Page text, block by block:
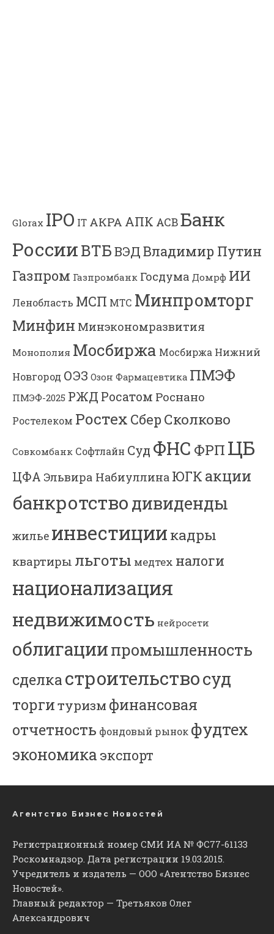
Glorax IPO IT АКРА АПК АСВБанк
РоссииВТБВЭДВладимир Путин
Газпром Газпромбанк Госдума Домрф ИИ
Ленобласть МСП МТС Минпромторг
Минфин Минэкономразвития
Монополия Мосбиржа Мосбиржа Нижний
Новгород ОЭЗ Озон Фармацевтика ПМЭФ
ПМЭФ-2025 РЖД Росатом Роснано
Ростелеком Ростех Сбер Сколково
Совкомбанк Софтлайн Суд ФНС ФРП ЦБ
ЦФА Эльвира Набиуллина ЮГК акции
банкротство дивиденды
жилье инвестиции кадры
квартиры льготы медтех налоги
национализация
недвижимость нейросети
облигациипромышленность
сделкастроительствосуд
торгитуризм финансовая
отчетность фондовый рынок фудтех
экономика экспорт
Агентство Бизнес Новостей
Регистрационный номер СМИ ИА № ФС77-61133
Роскомнадзор. Дата регистрации 19.03.2015.
Учредитель и издатель — ООО «Агентство Бизнес
Новостей».
Главный редактор — Третьяков Олег
Александрович